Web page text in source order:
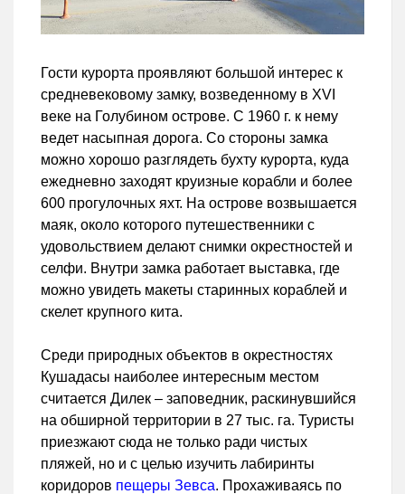
Гости курорта проявляют большой интерес к
средневековому замку, возведенному в XVI
веке на Голубином острове. C 1960 г. к нему
ведет насыпная дорога. Со стороны замка
можно хорошо разглядеть бухту курорта, куда
ежедневно заходят круизные корабли и более
600 прогулочных яхт. На острове возвышается
маяк, около которого путешественники с
удовольствием делают снимки окрестностей и
селфи. Внутри замка работает выставка, где
можно увидеть макеты старинных кораблей и
скелет крупного кита.
Среди природных объектов в окрестностях
Кушадасы наиболее интересным местом
считается Дилек – заповедник, раскинувшийся
на обширной территории в 27 тыс. га. Туристы
приезжают сюда не только ради чистых
пляжей, но и с целью изучить лабиринты
коридоров пещеры Зевса. Прохаживаясь по